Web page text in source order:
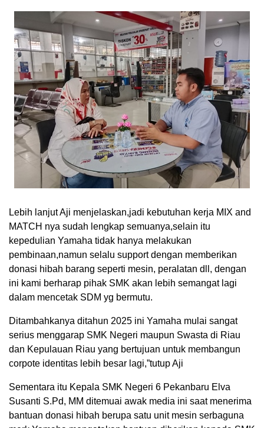
Lebih lanjut Aji menjelaskan,jadi kebutuhan kerja MIX and
MATCH nya sudah lengkap semuanya,selain itu
kepedulian Yamaha tidak hanya melakukan
pembinaan,namun selalu support dengan memberikan
donasi hibah barang seperti mesin, peralatan dll, dengan
ini kami berharap pihak SMK akan lebih semangat lagi
dalam mencetak SDM yg bermutu.
Ditambahkanya ditahun 2025 ini Yamaha mulai sangat
serius menggarap SMK Negeri maupun Swasta di Riau
dan Kepulauan Riau yang bertujuan untuk membangun
corpote identitas lebih besar lagi,”tutup Aji
Sementara itu Kepala SMK Negeri 6 Pekanbaru Elva
Susanti S.Pd, MM ditemuai awak media ini saat menerima
bantuan donasi hibah berupa satu unit mesin serbaguna